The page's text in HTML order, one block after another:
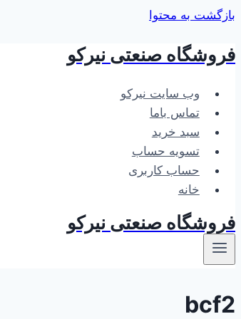
بازگشت به محتوا
فروشگاه صنعتی نیرکو
وب سایت نیرکو
تماس باما
سبد خرید
تسویه حساب
حساب کاربری
خانه
فروشگاه صنعتی نیرکو
bcf2